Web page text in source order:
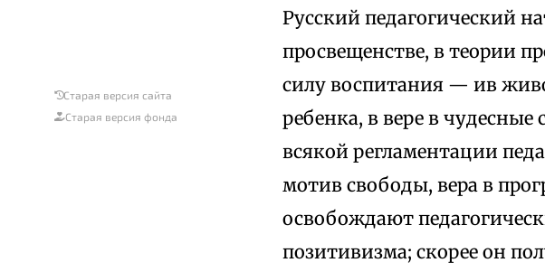
Старая версия сайта
Старая версия фонда
Русский педагогический
просвещенстве, в теории
силу воспитания — ив
ребенка, в вере в
всякой регламентации
мотив свободы, вера в
освобождают
позитивизма; скорее он